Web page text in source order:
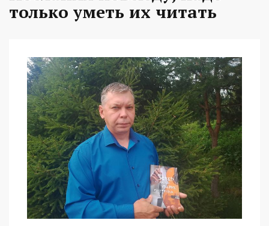
только уметь их читать